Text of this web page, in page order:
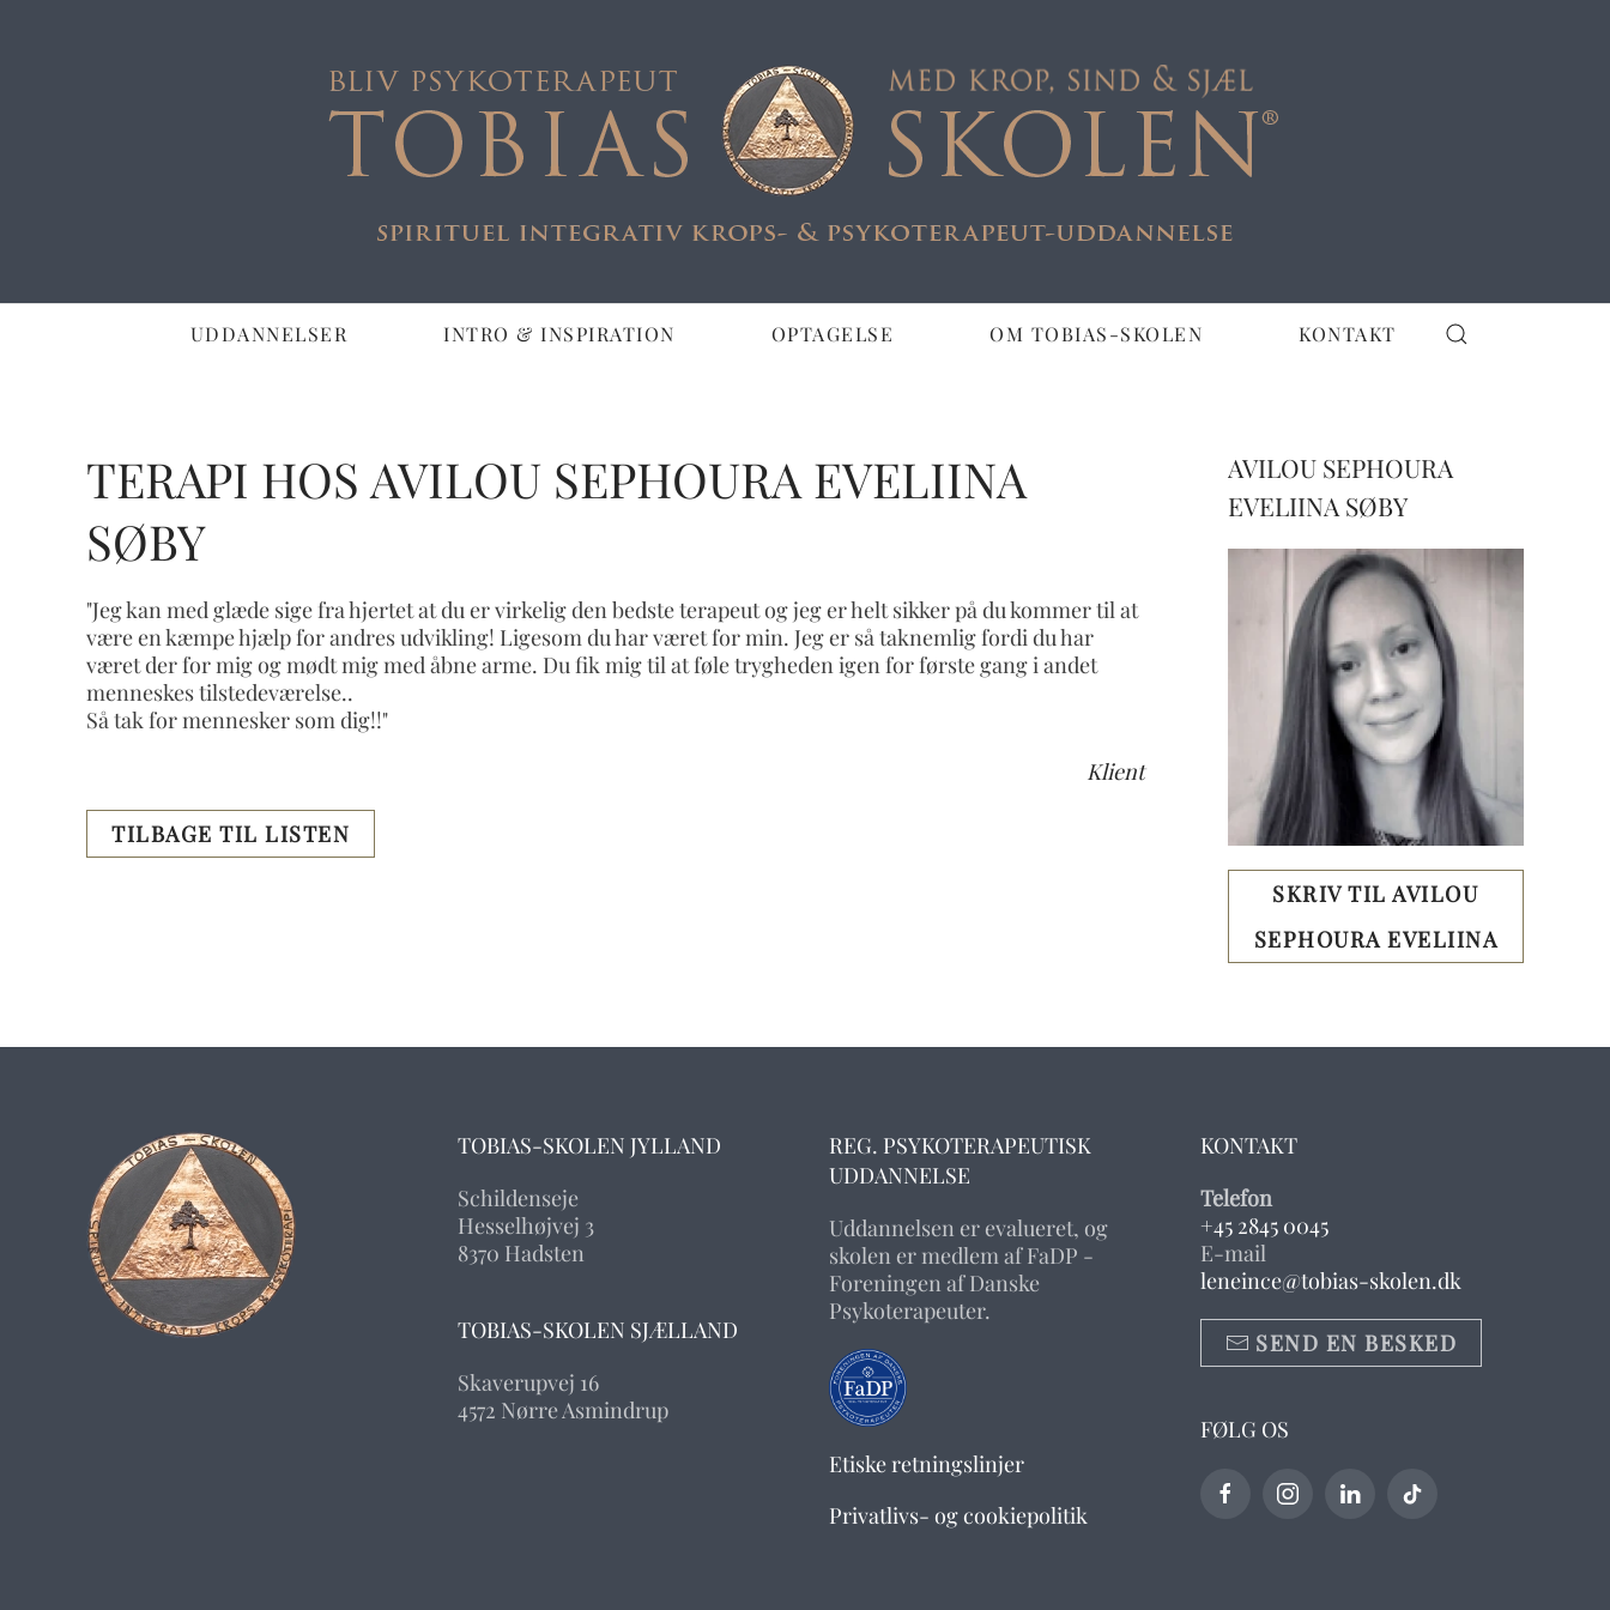
UDDANNELSER INTRO & INSPIRATION OPTAGELSE OM TOBIAS-SKOLEN KONTAKT
ER DET DIG?
TERAPI HOS AVILOU SEPHOURA EVELIINA
SØBY
"Jeg kan med glæde sige fra hjertet at du er virkelig den bedste terapeut og jeg er helt sikker på du kommer til at
være en kæmpe hjælp for andres udvikling! Ligesom du har været for min. Jeg er så taknemlig fordi du har
været der for mig og mødt mig med åbne arme. Du fik mig til at føle trygheden igen for første gang i andet
menneskes tilstedeværelse..
Så tak for mennesker som dig!!"
Klient
TILBAGE TIL LISTEN
AVILOU SEPHOURA
EVELIINA SØBY
SKRIV TIL AVILOU
SEPHOURA EVELIINA
TOBIAS-SKOLEN JYLLAND
Schildenseje
Hesselhøjvej 3
8370 Hadsten
TOBIAS-SKOLEN SJÆLLAND
Skaverupvej 16
4572 Nørre Asmindrup
REG. PSYKOTERAPEUTISK
UDDANNELSE
Uddannelsen er evalueret, og
skolen er medlem af FaDP -
Foreningen af Danske
Psykoterapeuter.
Etiske retningslinjer
Privatlivs- og cookiepolitik
KONTAKT
Telefon
+45 2845 0045
E-mail
leneince@tobias-skolen.dk
SEND EN BESKED
FØLG OS